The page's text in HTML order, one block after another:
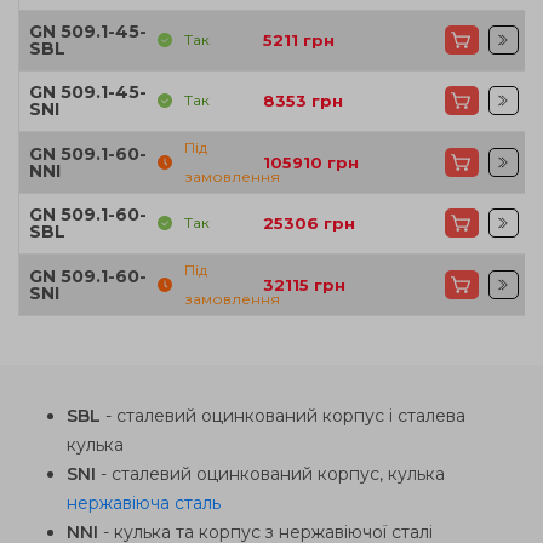
GN 509.1-45-
SBL Так 5211 грн
GN 509.1-45-
SNI Так 8353 грн
GN 509.1-60-
NNI
Під
замовлення
105910 грн
GN 509.1-60-
SBL Так 25306 грн
GN 509.1-60-
SNI
Під
замовлення
32115 грн
SBL - сталевий оцинкований корпус і сталева
кулька
SNI - сталевий оцинкований корпус, кулька
нержавіюча сталь
NNI - кулька та корпус з нержавіючої сталі